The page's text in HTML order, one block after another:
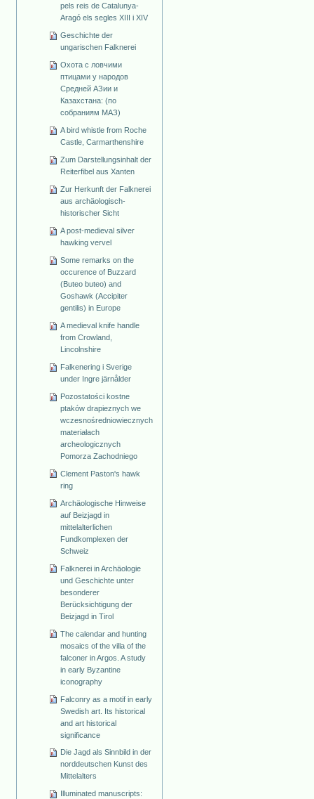
pels reis de Catalunya-
Aragó els segles XIII i XIV
Geschichte der
ungarischen Falknerei
Охота с ловчими
птицами у народов
Средней АЗии и
Казахстана: (по
собраниям МАЗ)
A bird whistle from Roche
Castle, Carmarthenshire
Zum Darstellungsinhalt der
Reiterfibel aus Xanten
Zur Herkunft der Falknerei
aus archäologisch-
historischer Sicht
A post-medieval silver
hawking vervel
Some remarks on the
occurence of Buzzard
(Buteo buteo) and
Goshawk (Accipiter
gentilis) in Europe
A medieval knife handle
from Crowland,
Lincolnshire
Falkenering i Sverige
under Ingre järnålder
Pozostatości kostne
ptaków drapieznych we
wczesnośredniowiecznych
materiałach
archeologicznych
Pomorza Zachodniego
Clement Paston's hawk
ring
Archäologische Hinweise
auf Beizjagd in
mittelalterlichen
Fundkomplexen der
Schweiz
Falknerei in Archäologie
und Geschichte unter
besonderer
Berücksichtigung der
Beizjagd in Tirol
The calendar and hunting
mosaics of the villa of the
falconer in Argos. A study
in early Byzantine
iconography
Falconry as a motif in early
Swedish art. Its historical
and art historical
significance
Die Jagd als Sinnbild in der
norddeutschen Kunst des
Mittelalters
Illuminated manuscripts: